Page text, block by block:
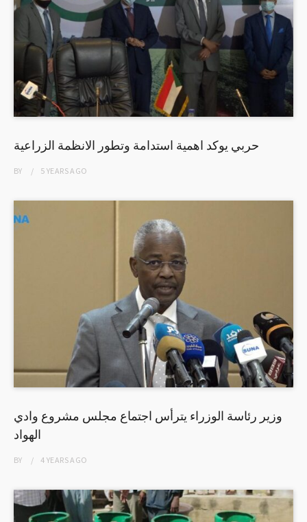
حربي يوكد اهمية استدامة وتطور الانظمة الزراعية
BY 5 YEARSAGO
وزير رئاسة الوزراء يترأس اجتماع مجلس مشروع وادي
الهواد
BY 4 YEARSAGO